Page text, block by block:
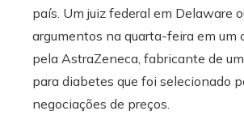
país. Um juiz federal em Delaware
argumentos na quarta-feira em um
pela AstraZeneca, fabricante de
para diabetes que foi selecionado
negociações de preços.